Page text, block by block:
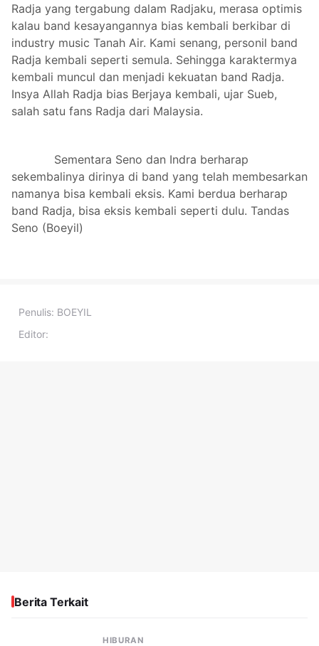
Radja yang tergabung dalam Radjaku, merasa optimis
kalau band kesayangannya bias kembali berkibar di
industry music Tanah Air. Kami senang, personil band
Radja kembali seperti semula. Sehingga karaktermya
kembali muncul dan menjadi kekuatan band Radja.
Insya Allah Radja bias Berjaya kembali, ujar Sueb,
salah satu fans Radja dari Malaysia.
Sementara Seno dan Indra berharap
sekembalinya dirinya di band yang telah membesarkan
namanya bisa kembali eksis. Kami berdua berharap
band Radja, bisa eksis kembali seperti dulu. Tandas
Seno (Boeyil)
Penulis: BOEYIL
Editor:
Berita Terkait
HIBURAN